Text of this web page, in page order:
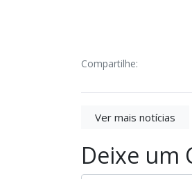
Compartilhe:
Ver mais notícias
Deixe um